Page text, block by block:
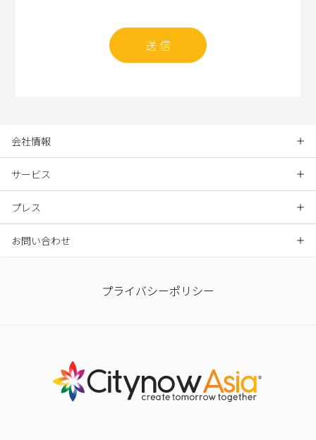
送 信
会社情報
サービス
プレス
お問い合わせ
プライバシーポリシー